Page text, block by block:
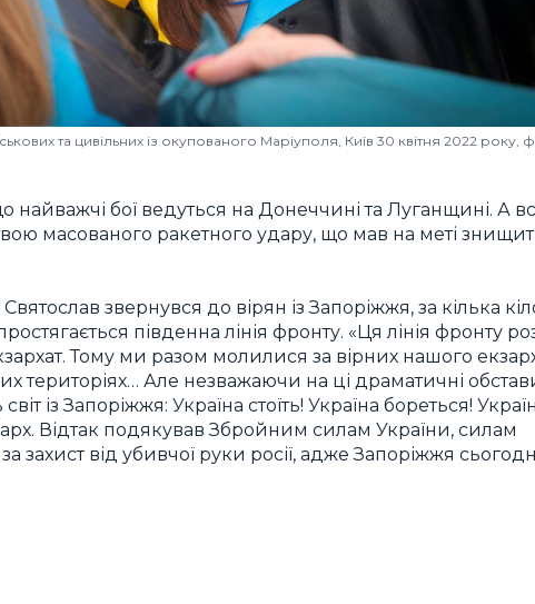
та цивільних із окупованого Маріуполя, Київ 30 квітня 2022 року,
найважчі бої ведуться на Донеччині та Луганщині. А
масованого ракетного удару, що мав на меті
звернувся до вірян із Запоріжжя, за кілька
південна лінія фронту. «Ця лінія фронту
Тому ми разом молилися за вірних нашого
територіях… Але незважаючи на ці драматичні
із Запоріжжя: Україна стоїть! Україна бореться!
Відтак подякував Збройним силам України, силам
захист від убивчої руки росії, адже Запоріжжя